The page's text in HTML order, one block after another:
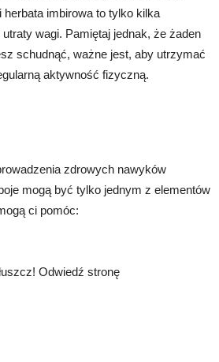
herbata imbirowa to tylko kilka
wagi. Pamiętaj jednak, że żaden
schudnąć, ważne jest, aby utrzymać
aktywność fizyczną.
zdrowych nawyków
mogą być tylko jednym z elementów
ci pomóc:
Odwiedź stronę